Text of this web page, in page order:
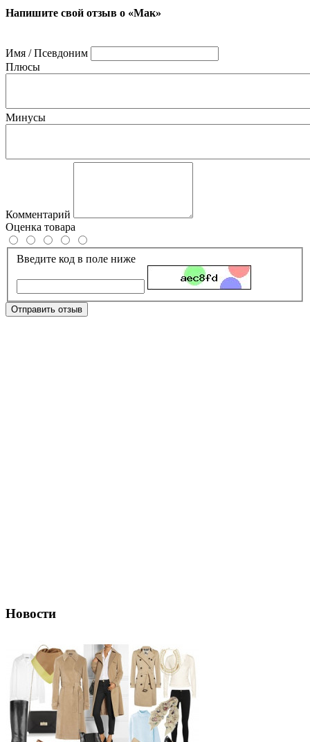
Напишите свой отзыв о «Мак»
Имя / Псевдоним
Плюсы
Минусы
Комментарий
Оценка товара
Введите код в поле ниже
Отправить отзыв
Новости